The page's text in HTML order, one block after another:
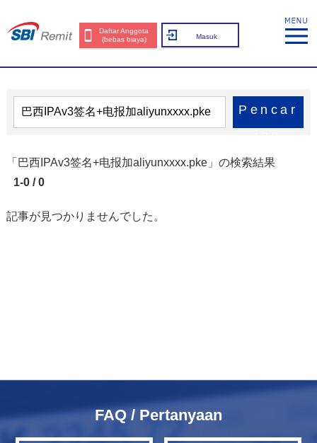
Daftar Anggota
(bebas biaya)
Masuk
Pencar
「巴西IPAv3签名+电报加aliyunxxxx.pke」の検索結果
1-0 / 0
記事が見つかりませんでした。
FAQ / Pertanyaan